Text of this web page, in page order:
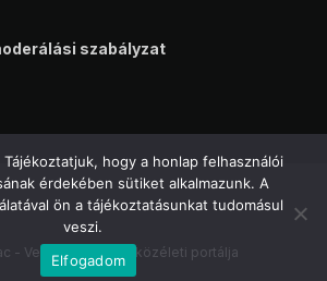
szabályzat
- Veszprém online közéleti portálja
Tájékoztatjuk, hogy a honlap felhasználói
érdekében sütiket alkalmazunk. A
ön a tájékoztatásunkat tudomásul
veszi.
Elfogadom